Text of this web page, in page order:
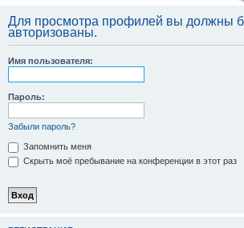
Для просмотра профилей вы должны
авторизованы.
Имя пользователя:
Пароль:
Забыли пароль?
Запомнить меня
Скрыть моё пребывание на конференции в этот раз